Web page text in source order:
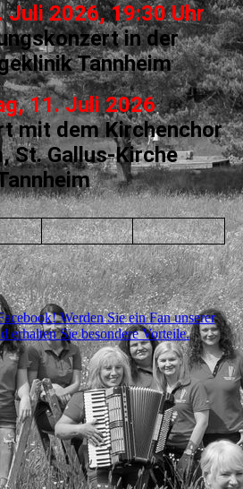
2026, 19:30 Uhr
in der
Tannheim
11. Juli 2026
mit dem Kirchenchor
St. Gallus-Kirche
Werden Sie ein Fan unserer
erhalten Sie besondere Vorteile.